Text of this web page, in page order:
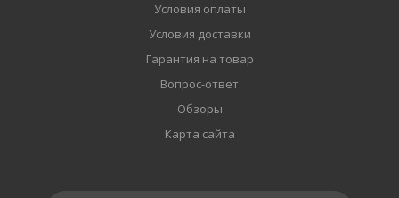
Условия оплаты
Условия доставки
Гарантия на товар
Вопрос-ответ
Обзоры
Карта сайта